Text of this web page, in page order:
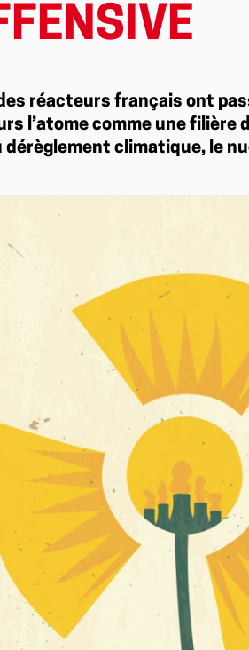
réacteurs français ont
l’atome comme une filière
dérèglement climatique, le